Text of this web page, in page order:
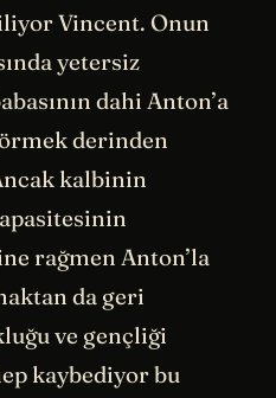
Vincent. Onun
yetersiz
dahi Anton’a
derinden
kalbinin
rağmen Anton’la
da geri
ve gençliği
kaybediyor bu